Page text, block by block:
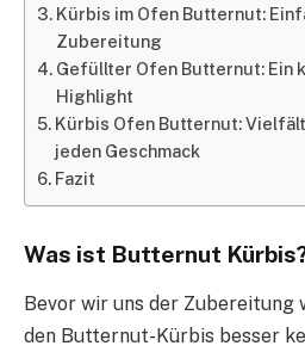
Kürbis im Ofen Butternut:
Zubereitung
Gefüllter Ofen Butternut: Ein
Highlight
Kürbis Ofen Butternut:
jeden Geschmack
Fazit
Was ist Butternut
Bevor wir uns der Zubereitung
den Butternut-Kürbis besser